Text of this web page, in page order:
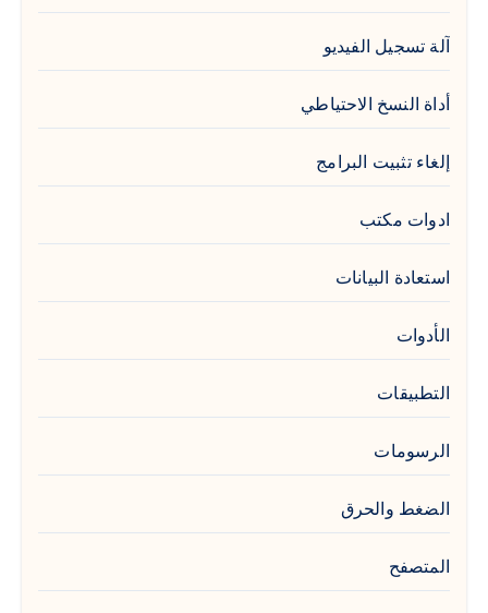
آلة تسجيل الفيديو
أداة النسخ الاحتياطي
إلغاء تثبيت البرامج
ادوات مكتب
استعادة البيانات
الأدوات
التطبيقات
الرسومات
الضغط والحرق
المتصفح